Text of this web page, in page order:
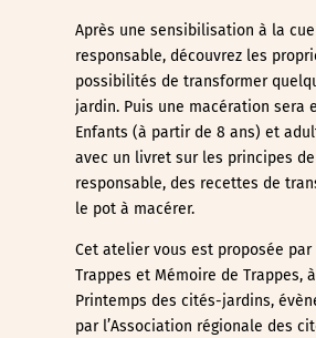
Après une sensibilisation à la
responsable, découvrez les
possibilités de transformer
jardin. Puis une macération sera
Enfants (à partir de 8 ans) et
avec un livret sur les principes
responsable, des recettes de
le pot à macérer.
Cet atelier vous est proposée
Trappes et Mémoire de Trappes,
Printemps des cités-jardins,
par l’Association régionale des